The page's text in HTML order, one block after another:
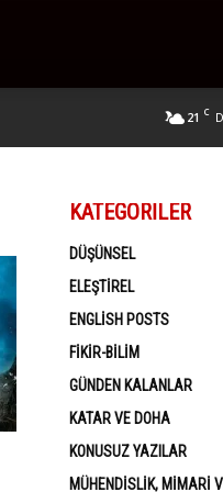
21 C
KATEGORILER
DÜŞÜNSEL
ELEŞTIREL
ENGLISH POSTS
FIKIR-BILIM
GÜNDEN KALANLAR
KATAR VE DOHA
KONUSUZ YAZILAR
MÜHENDISLIK, MIMARI